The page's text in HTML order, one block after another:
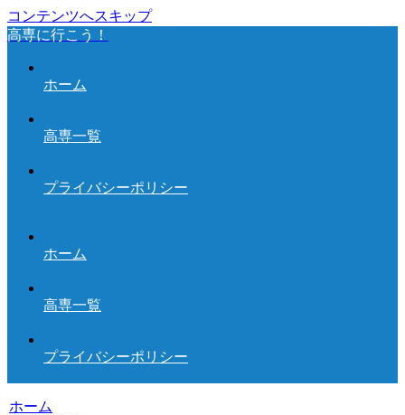
コンテンツへスキップ
高専に行こう！
ホーム
高専一覧
プライバシーポリシー
ホーム
高専一覧
プライバシーポリシー
ホーム